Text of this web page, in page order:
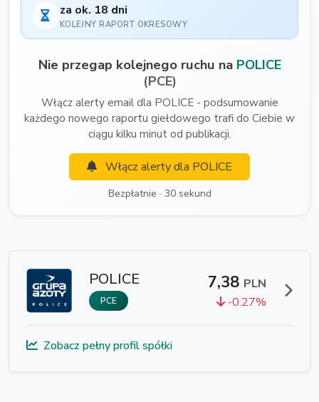
za ok. 18 dni
KOLEJNY RAPORT OKRESOWY
Nie przegap kolejnego ruchu na POLICE
(PCE)
Włącz alerty email dla POLICE - podsumowanie
każdego nowego raportu giełdowego trafi do Ciebie w
ciągu kilku minut od publikacji.
Włącz alerty dla POLICE
Bezpłatnie · 30 sekund
POLICE
PCE
7,38 PLN
-0.27%
Zobacz pełny profil spółki